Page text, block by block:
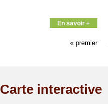
En savoir +
« premier
Carte interactive